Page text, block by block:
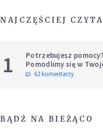
NAJCZĘŚCIEJ
1
Potrzebujesz pomocy?
Pomodlimy się w
intencji
62 komentarzy
BĄDŹ NA BIEŻĄCO